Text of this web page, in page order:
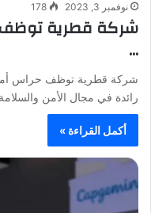
نوفمبر 3, 2023 178
…
شركة قطرية توظف حراس
رائدة في مجال الأمن
أكمل القراءة »